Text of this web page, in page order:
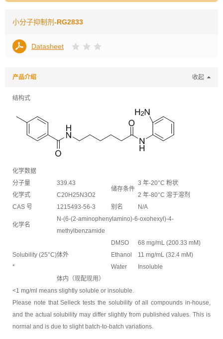
小分子抑制剂-RG2833
Datasheet
产品介绍 收起
结构式
化学数据
分子量
339.43
储存条件
3 年-20°C 粉状
2 年-80°C 溶于溶剂
化学式
C20H25N3O2
CAS 号
1215493-56-3 别名 N/A
化学名
N-(6-(2-aminophenylamino)-6-oxohexyl)-4-
methylbenzamide
Solubility (25°C)
*
体外
DMSO
68 mg/mL (200.33 mM)
Ethanol
11 mg/mL (32.4 mM)
Water
Insoluble
体内（现配现用）
<1 mg/ml means slightly soluble or insoluble.
Please note that Selleck tests the solubility of all compounds in-house,
and the actual solubility may differ slightly from published values. This is
normal and is due to slight batch-to-batch variations.